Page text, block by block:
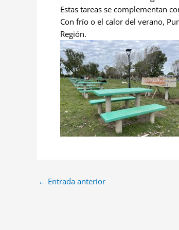
Estas tareas se complementan
Con frío o el calor del verano,
Región.
← Entrada anterior